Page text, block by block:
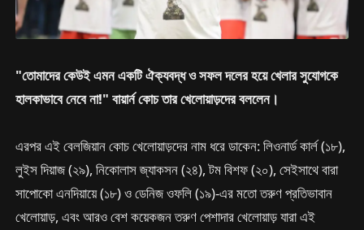
"তোমাদের কেউই এমন একটি ঐক্যবদ্ধ ও সফল দলের হয়ে খেলার সুযোগকে
হালকাভাবে নেবে না!" বায়ার্ন কোচ তার খেলোয়াড়দের বললেন।
এরপর এই বেলজিয়ান কোচ খেলোয়াড়দের নাম ধরে ডাকেন: লিওনার্ড কার্ল (১৮),
লুইস দিয়াজ (২৯), নিকোলাস জ্যাকসন (২৪), টম বিশফ (২০), সেইসাথে বারা
সাপোকো এনদিয়ায়ে (১৮) ও ডেনিজ ওফলি (১৯)-এর মতো তরুণ প্রতিভাবান
খেলোয়াড়, এবং আরও বেশ কয়েকজন তরুণ পেশাদার খেলোয়াড় যারা এই